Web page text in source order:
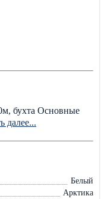
бухта Основные
далее...
Белый
Арктика